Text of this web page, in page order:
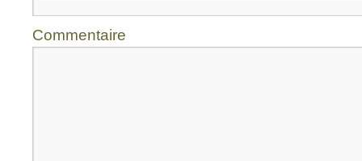
Commentaire